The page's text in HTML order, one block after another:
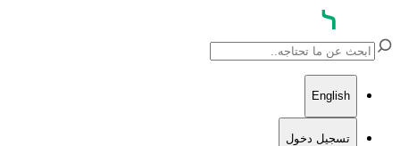
English
تسجيل دخول